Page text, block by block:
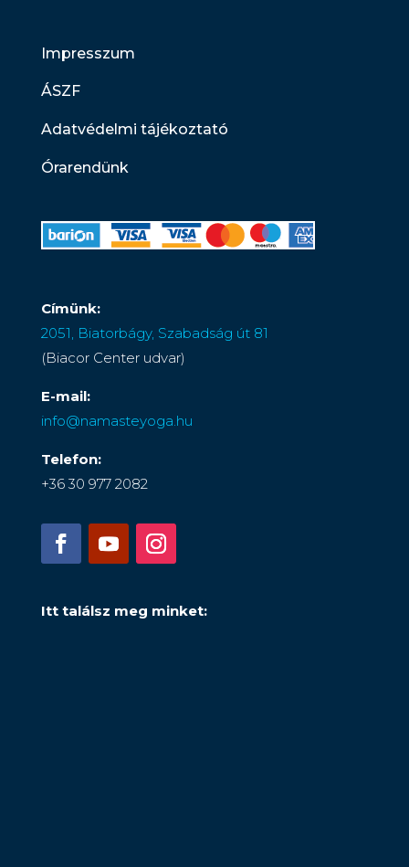
Impresszum
ÁSZF
Adatvédelmi tájékoztató
Órarendünk
Címünk:
2051, Biatorbágy, Szabadság út 81
(Biacor Center udvar)
E-mail:
info@namasteyoga.hu
Telefon:
+36 30 977 2082
Itt találsz meg minket: